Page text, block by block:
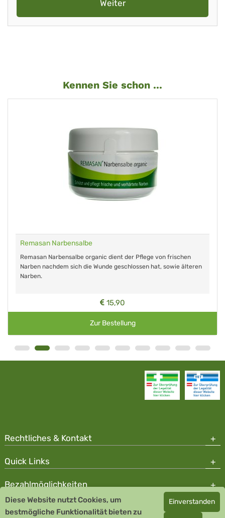
Weiter
Kennen Sie schon ...
Remasan Narbensalbe
Remasan Narbensalbe organic dient der Pflege von frischen
Narben nachdem sich die Wunde geschlossen hat, sowie älteren
Narben.
15,90
Zur Bestellung
Rechtliches & Kontakt
Quick Links
Bezahlmöglichkeiten
Copyright © 2026 Team Santé Salvator Apotheke - GDP zertifiziert
Diese Website nutzt Cookies, um
bestmögliche Funktionalität bieten zu
Einverstanden